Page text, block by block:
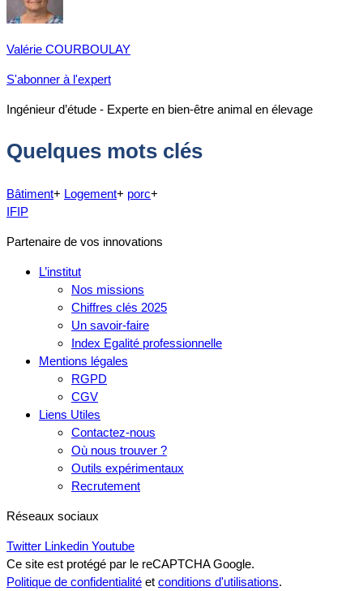
Valérie COURBOULAY
S'abonner à l'expert
Ingénieur d’étude - Experte en bien-être animal en élevage
Quelques mots clés
Bâtiment+ Logement+ porc+
IFIP
Partenaire de vos innovations
L’institut
Nos missions
Chiffres clés 2025
Un savoir-faire
Index Egalité professionnelle
Mentions légales
RGPD
CGV
Liens Utiles
Contactez-nous
Où nous trouver ?
Outils expérimentaux
Recrutement
Réseaux sociaux
Twitter Linkedin Youtube
Ce site est protégé par le reCAPTCHA Google.
Politique de confidentialité et conditions d'utilisations.